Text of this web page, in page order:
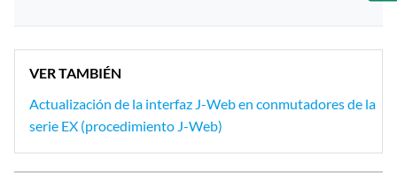
VER TAMBIÉN
Actualización de la interfaz J-Web en conmutadores de la
serie EX (procedimiento J-Web)